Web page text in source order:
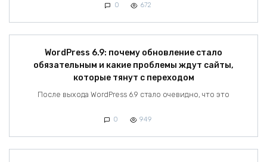
0 672
WordPress 6.9: почему обновление стало
обязательным и какие проблемы ждут сайты,
которые тянут с переходом
После выхода WordPress 6.9 стало очевидно, что это
0 949